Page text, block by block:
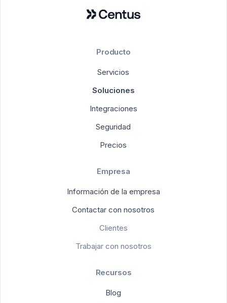
Producto
Servicios
Soluciones
Integraciones
Seguridad
Precios
Empresa
Información de la empresa
Contactar con nosotros
Clientes
Trabajar con nosotros
Recursos
Blog